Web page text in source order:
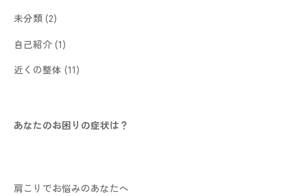
未分類 (2)
自己紹介 (1)
近くの整体 (11)
あなたのお困りの症状は？
肩こりでお悩みのあなたへ